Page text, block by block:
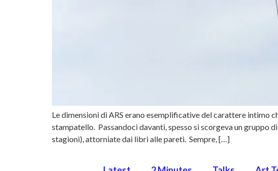
Le dimensioni di ARS erano esemplificative del carattere intimo
stampatello. Passandoci davanti, spesso si scorgeva un gruppo
stagioni), attorniate dai libri alle pareti. Sempre, […]